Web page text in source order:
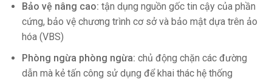
Bảo vệ nâng cao: tận dụng nguồn gốc tin cậy của phần
cứng, bảo vệ chương trình cơ sở và bảo mật dựa trên ảo
hóa (VBS)
Phòng ngừa phòng ngừa: chủ động chặn các đường
dẫn mà kẻ tấn công sử dụng để khai thác hệ thống